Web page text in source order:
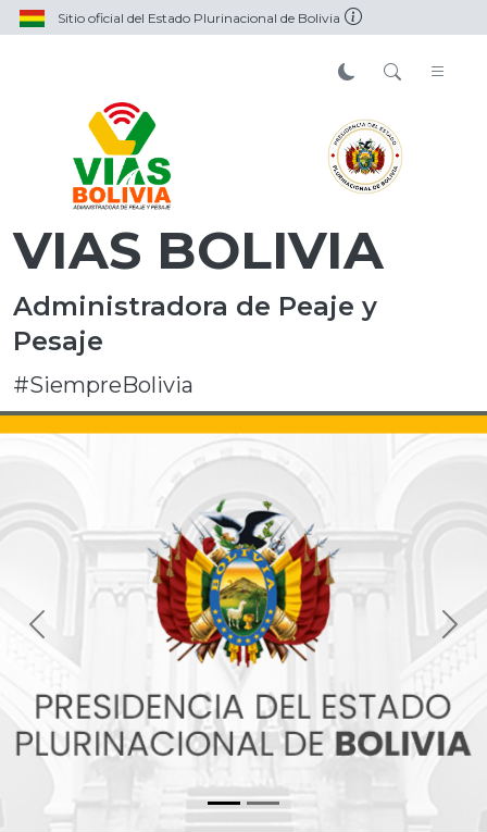
Sitio oficial del Estado Plurinacional de Bolivia
VIAS BOLIVIA
Administradora de Peaje y
Pesaje
#SiempreBolivia